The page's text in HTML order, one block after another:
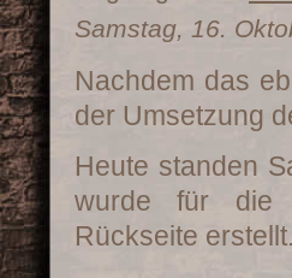
Samstag, 16.
Nachdem das
der Umsetzung
Heute standen
wurde für die
Rückseite erstellt.